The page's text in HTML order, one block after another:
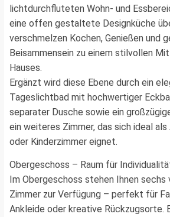
lichtdurchfluteten Wohn- und
eine offen gestaltete Designküche
verschmelzen Kochen, Genießen und
Beisammensein zu einem stilvollen
Hauses.
Ergänzt wird diese Ebene durch ein
Tageslichtbad mit hochwertiger
separater Dusche sowie ein
ein weiteres Zimmer, das sich ideal
oder Kinderzimmer eignet.
Obergeschoss – Raum für
Im Obergeschoss stehen Ihnen
Zimmer zur Verfügung – perfekt für
Ankleide oder kreative Rückzugsorte.